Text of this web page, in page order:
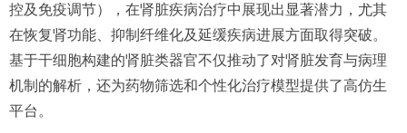
控及免疫调节），在肾脏疾病治疗中展现出显著潜力，尤其
在恢复肾功能、抑制纤维化及延缓疾病进展方面取得突破。
基于干细胞构建的肾脏类器官不仅推动了对肾脏发育与病理
机制的解析，还为药物筛选和个性化治疗模型提供了高仿生
平台。